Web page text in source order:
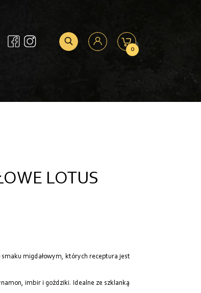
0
LOTUS
migdałowym, których receptura jest
imbir i goździki. Idealne ze szklanką